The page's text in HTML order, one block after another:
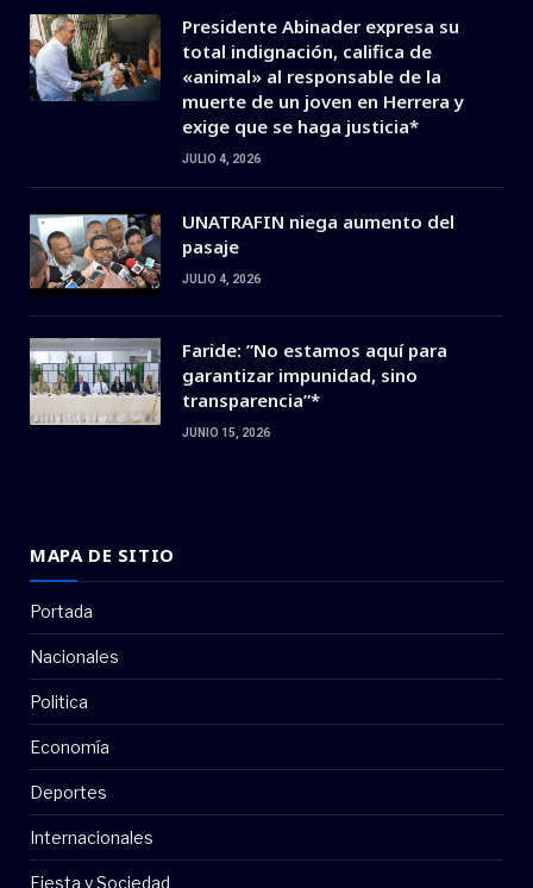
Presidente Abinader expresa su
total indignación, califica de
«animal» al responsable de la
muerte de un joven en Herrera y
exige que se haga justicia*
JULIO 4, 2026
UNATRAFIN niega aumento del
pasaje
JULIO 4, 2026
Faride: ”No estamos aquí para
garantizar impunidad, sino
transparencia”*
JUNIO 15, 2026
MAPA DE SITIO
Portada
Nacionales
Politica
Economía
Deportes
Internacionales
Fiesta y Sociedad